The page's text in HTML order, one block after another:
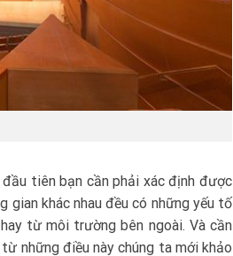
tiên bạn cần phải xác định được
khác nhau đều có những yếu tố
từ môi trường bên ngoài. Và cần
những điều này chúng ta mới khảo